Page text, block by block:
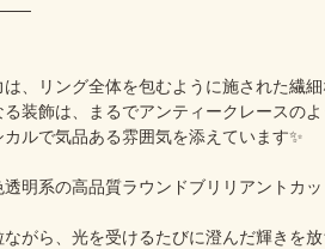
、リング全体を包むように施された繊
装飾は、まるでアンティークレースの
ルで気品ある雰囲気を添えています✨
明系の高品質ラウンドブリリアントカ
がら、光を受けるたびに澄んだ輝きを